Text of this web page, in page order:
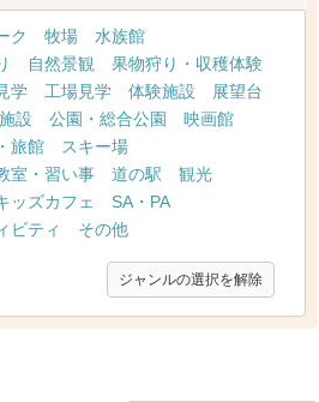
ク 牧場
水族館
自然景観
果物狩り・収穫体験
学 工場見学 体験施設
展望台
設 公園・総合公園
映画館
旅館
スキー場
室・習い事 道の駅
観光
ッズカフェ
SA・PA
ビティ その他
ジャンルの選択を解除